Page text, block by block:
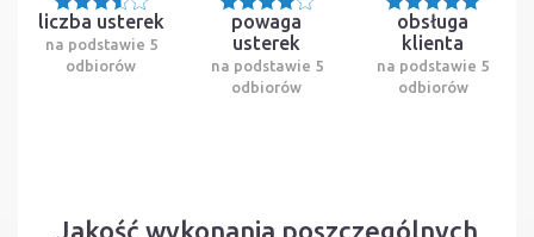
liczba usterek
na podstawie 5
odbiorów
powaga
usterek
na podstawie 5
odbiorów
obsługa
klienta
na podstawie 5
odbiorów
Jakość wykonania poszczególnych